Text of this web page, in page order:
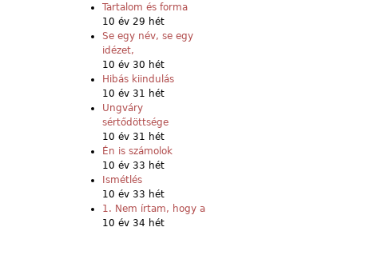
Tartalom és forma
10 év 29 hét
Se egy név, se egy
idézet,
10 év 30 hét
Hibás kiindulás
10 év 31 hét
Ungváry
sértődöttsége
10 év 31 hét
Én is számolok
10 év 33 hét
Ismétlés
10 év 33 hét
1. Nem írtam, hogy a
10 év 34 hét